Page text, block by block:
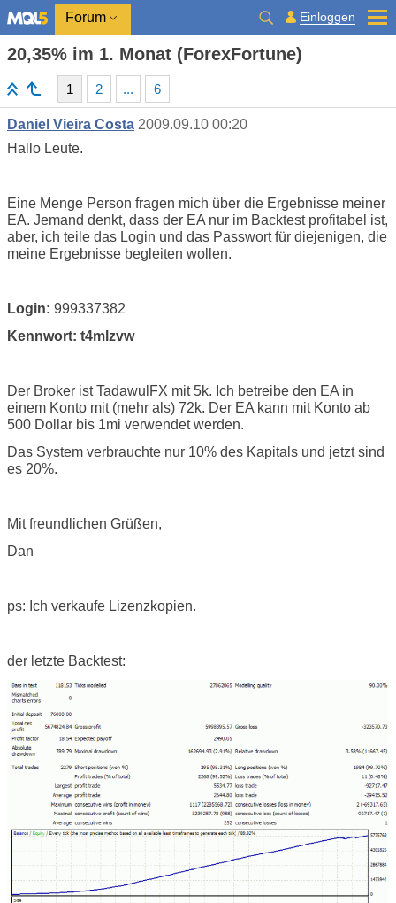
Forum Einloggen
20,35% im 1. Monat (ForexFortune)
1 2 ... 6
Daniel Vieira Costa 2009.09.10 00:20
Hallo Leute.
Eine Menge Person fragen mich über die Ergebnisse meiner
EA. Jemand denkt, dass der EA nur im Backtest profitabel ist,
aber, ich teile das Login und das Passwort für diejenigen, die
meine Ergebnisse begleiten wollen.
Login: 999337382
Kennwort: t4mlzvw
Der Broker ist TadawulFX mit 5k. Ich betreibe den EA in
einem Konto mit (mehr als) 72k. Der EA kann mit Konto ab
500 Dollar bis 1mi verwendet werden.
Das System verbrauchte nur 10% des Kapitals und jetzt sind
es 20%.
Mit freundlichen Grüßen,
Dan
ps: Ich verkaufe Lizenzkopien.
der letzte Backtest: